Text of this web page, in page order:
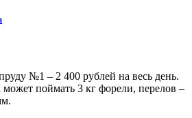
№1 – 2 400 рублей на весь день.
поймать 3 кг форели, перелов –